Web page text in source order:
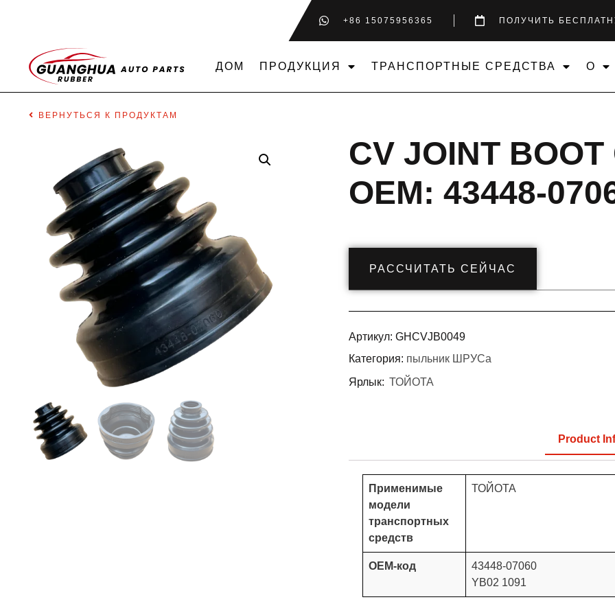
+86 15075956365 ПОЛУЧИТЬ
ДОМ ПРОДУКЦИЯ ТРАНСПОРТНЫЕ СРЕДСТВА О
ВЕРНУТЬСЯ К ПРОДУКТАМ
CV JOINT
OEM: 43448-
РАССЧИТАТЬ СЕЙЧАС
Артикул:GHCVJB0049
Категория: пыльник ШРУСа
Ярлык: ТОЙОТА
Product
Применимые
модели
транспортных
средств
ТОЙОТА
OEM-код
43448-07060
YB02 1091